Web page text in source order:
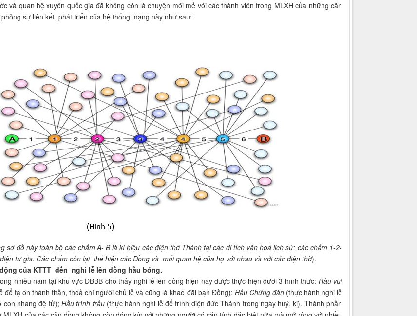
và quan hệ xuyên quốc gia đã không còn là chuyện mới mẻ với các thành viên trong MLXH của những căn
sự liên kết, phát triển của hệ thống mạng này như sau:
sơ đồ này toàn bộ các chấm A- B là kí hiệu các điện thờ Thánh tại các di tích văn hoá lịch sử; các chấm 1-2-
tư gia. Các chấm còn lại thể hiện các Đồng và mối quan hệ của họ với nhau và với các điện thờ).
của KTTT đến nghi lễ lên đồng hầu bóng.
nhiều năm tại khu vực ĐBBB cho thấy nghi lễ lên đồng hiện nay được thực hiện dưới 3 hình thức: Hầu vui
để tạ ơn thánh thần, thoả chí người chủ lễ và cũng là khao đãi bạn Đồng); Hầu Chứng đàn(thực hành nghi lễ
con nhang đệ tử); Hầu trình trầu(thực hành nghi lễ để trình diện đức Thánh trong ngày huý, kị). Thành phần